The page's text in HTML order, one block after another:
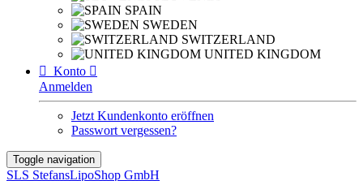
SPAIN
SWEDEN
SWITZERLAND
UNITED KINGDOM
 Konto 
Anmelden
Jetzt Kundenkonto eröffnen
Passwort vergessen?
Toggle navigation
SLS StefansLipoShop GmbH